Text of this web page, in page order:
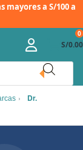
mayores a S/100 a
S/0.00
0
›
Dr.